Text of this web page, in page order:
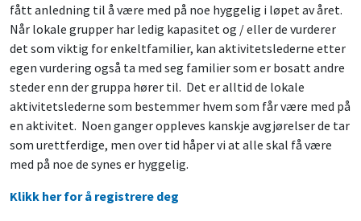
fått anledning til å være med på noe hyggelig i løpet av året.
Når lokale grupper har ledig kapasitet og / eller de vurderer
det som viktig for enkeltfamilier, kan aktivitetslederne etter
egen vurdering også ta med seg familier som er bosatt andre
steder enn der gruppa hører til. Det er alltid de lokale
aktivitetslederne som bestemmer hvem som får være med på
en aktivitet. Noen ganger oppleves kanskje avgjørelser de tar
som urettferdige, men over tid håper vi at alle skal få være
med på noe de synes er hyggelig.
Klikk her for å registrere deg